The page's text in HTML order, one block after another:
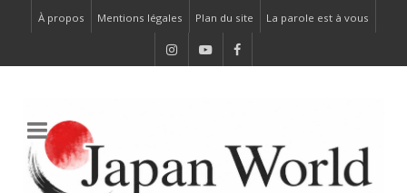
À propos Mentions légales Plan du site La parole est à vous